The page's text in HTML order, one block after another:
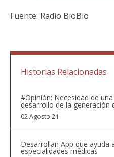
Fuente: Radio BioBio
Historias Relacionadas
#Opinión: Necesidad de
desarrollo de la generación
02 Agosto 21
Desarrollan App que ayuda
especialidades médicas